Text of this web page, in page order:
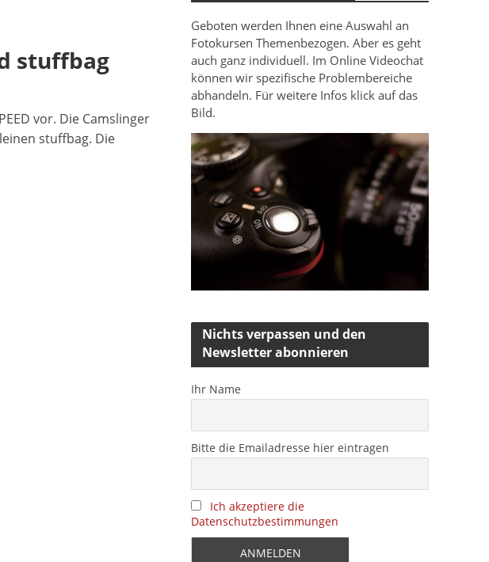
stuffbag
vor. Die Camslinger
stuffbag. Die
Geboten werden Ihnen eine Auswahl an
Fotokursen Themenbezogen. Aber es geht
auch ganz individuell. Im Online Videochat
können wir spezifische Problembereiche
abhandeln. Für weitere Infos klick auf das
Bild.
Nichts verpassen und den
Newsletter abonnieren
Ihr Name
Bitte die Emailadresse hier eintragen
Ich akzeptiere die
Datenschutzbestimmungen